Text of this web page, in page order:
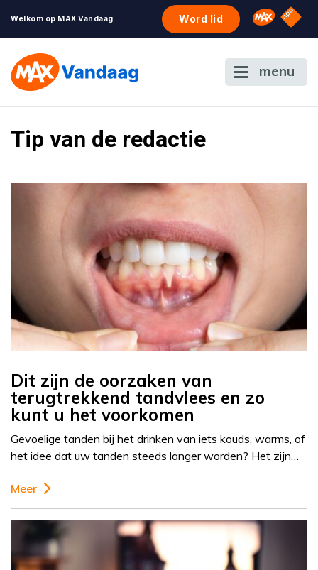
Welkom op MAX Vandaag Word lid Omroep
NPO
menu
Tip van de redactie
Dit zijn de oorzaken van
terugtrekkend tandvlees en zo
kunt u het voorkomen
Gevoelige tanden bij het drinken van iets kouds, warms, of
het idee dat uw tanden steeds langer worden? Het zijn…
Meer